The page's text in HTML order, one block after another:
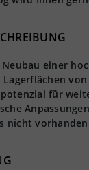
einer
von
für
nicht